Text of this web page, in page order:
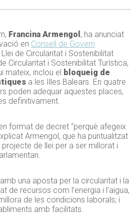
Francina Armengol , ha anunciat
en Consell de Govern
de Circularitat i Sostenibilitat
Circularitat i Sostenibilitat Turística,
mateix, inclou el bloqueig de
a les Illes Balears. En quatre
poden adequar aquestes places,
definitivament.
format de decret “perquè afegeix
Armengol, que ha puntualitzat
de llei per a ser millorat i
una aposta per la circularitat i la
de recursos com l’energia i l’aigua,
de les condicions laborals; i
amb facilitats.